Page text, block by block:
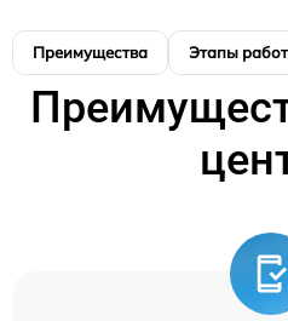
Преимущества Этапы работ